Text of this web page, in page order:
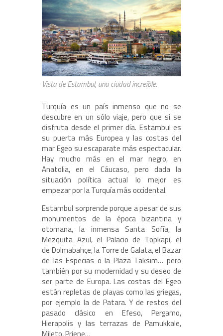
Vista de Estambul, una ciudad increíble.
Turquía es un país inmenso que no se
descubre en un sólo viaje, pero que si se
disfruta desde el primer día. Estambul es
su puerta más Europea y las costas del
mar Egeo su escaparate más espectacular.
Hay mucho más en el mar negro, en
Anatolia, en el Cáucaso, pero dada la
situación política actual lo mejor es
empezar por la Turquía más occidental.
Estambul sorprende porque a pesar de sus
monumentos de la época bizantina y
otomana, la inmensa Santa Sofía, la
Mezquita Azul, el Palacio de Topkapi, el
de Dolmabahçe, la Torre de Galata, el Bazar
de las Especias o la Plaza Taksim… pero
también por su modernidad y su deseo de
ser parte de Europa. Las costas del Egeo
están repletas de playas como las griegas,
por ejemplo la de Patara. Y de restos del
pasado clásico en Efeso, Pergamo,
Hierapolis y las terrazas de Pamukkale,